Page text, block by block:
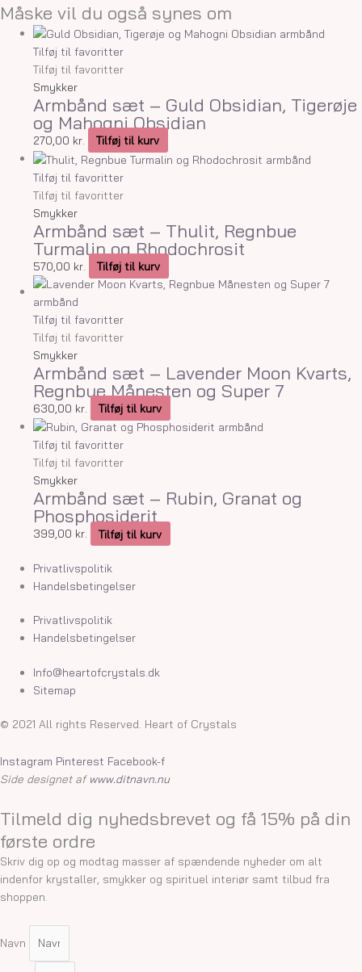
Måske vil du også synes om
Tilføj til favoritter
Tilføj til favoritter
Smykker
Armbånd sæt – Guld Obsidian, Tigerøje
og Mahogni Obsidian
270,00 kr. Tilføj til kurv
Tilføj til favoritter
Tilføj til favoritter
Smykker
Armbånd sæt – Thulit, Regnbue
Turmalin og Rhodochrosit
570,00 kr. Tilføj til kurv
Tilføj til favoritter
Tilføj til favoritter
Smykker
Armbånd sæt – Lavender Moon Kvarts,
Regnbue Månesten og Super 7
630,00 kr. Tilføj til kurv
Tilføj til favoritter
Tilføj til favoritter
Smykker
Armbånd sæt – Rubin, Granat og
Phosphosiderit
399,00 kr. Tilføj til kurv
Privatlivspolitik
Handelsbetingelser
Privatlivspolitik
Handelsbetingelser
Info@heartofcrystals.dk
Sitemap
© 2021 All rights Reserved. Heart of Crystals
Instagram Pinterest Facebook-f
Side designet af www.ditnavn.nu
Tilmeld dig nyhedsbrevet og få 15% på din
første ordre
Skriv dig op og modtag masser af spændende nyheder om alt
indenfor krystaller, smykker og spirituel interiør samt tilbud fra
shoppen.
Navn